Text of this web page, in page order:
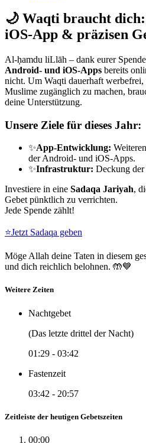
🌙 Waqti braucht
iOS-App & präzisen
Al-ḥamdu liLlāh – dank eurer
Android- und iOS-Apps bereits
nicht. Um Waqti dauerhaft
Muslime zugänglich zu machen,
deine Unterstützung.
Unsere Ziele für dieses Jahr:
✨App-Entwicklung:
der Android- und iOS-Apps.
✨Infrastruktur: Deckung der
Investiere in eine Sadaqa Jariyah,
Gebet pünktlich zu verrichten.
Jede Spende zählt!
⭐Jetzt Sadaqa geben
Möge Allah deine Taten in diesem
und dich reichlich belohnen. 🤲💙
Weitere Zeiten
Nachtgebet
(Das letzte drittel der Nacht)
01:29 - 03:42
Fastenzeit
03:42 - 20:57
Zeitleiste der heutigen Gebetszeiten
00:00